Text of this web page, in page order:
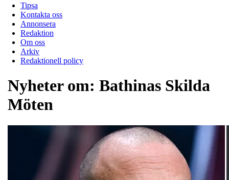
Tipsa
Kontakta oss
Annonsera
Redaktion
Om oss
Arkiv
Redaktionell policy
Nyheter om: Bathinas Skilda
Möten